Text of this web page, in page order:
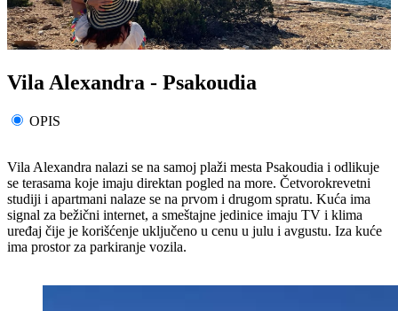
Vila Alexandra - Psakoudia
OPIS
Vila Alexandra nalazi se na samoj plaži mesta Psakoudia i odlikuje
se terasama koje imaju direktan pogled na more. Četvorokrevetni
studiji i apartmani nalaze se na prvom i drugom spratu. Kuća ima
signal za bežični internet, a smeštajne jedinice imaju TV i klima
uređaj čije je korišćenje uključeno u cenu u julu i avgustu. Iza kuće
ima prostor za parkiranje vozila.